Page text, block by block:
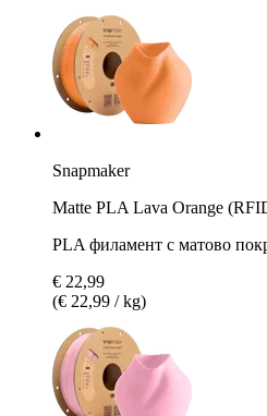
Snapmaker
Matte PLA Lava Orange
PLA филамент с матово
€ 22,99
(€ 22,99 / kg)